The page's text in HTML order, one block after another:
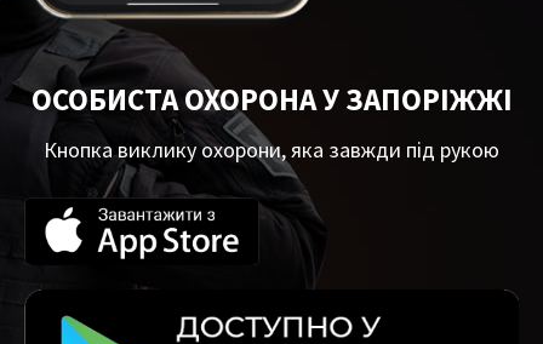
ОСОБИСТА ОХОРОНА У ЗАПОРІЖЖІ
Кнопка виклику охорони, яка завжди під рукою